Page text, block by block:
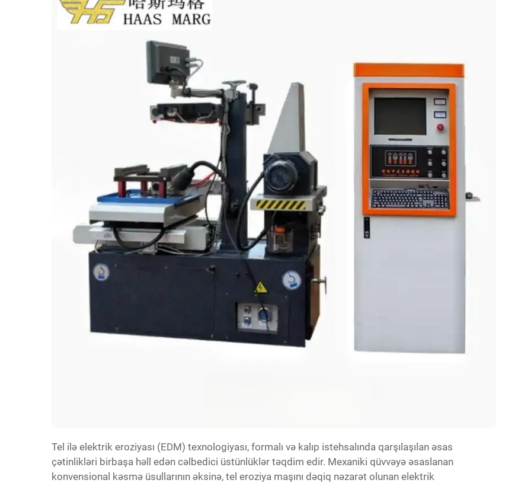
Tel ilə elektrik eroziyası (EDM) texnologiyası, formalı və kalıp istehsalında qarşılaşılan əsas
çətinlikləri birbaşa həll edən cəlbedici üstünlüklər təqdim edir. Mexaniki qüvvəyə əsaslanan
konvensional kəsmə üsullarının əksinə, tel eroziya maşını dəqiq nəzarət olunan elektrik